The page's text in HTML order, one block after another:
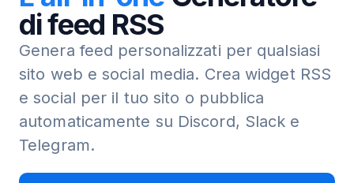
di feed RSS
Genera feed personalizzati per qualsiasi
sito web e social media. Crea widget RSS
e social per il tuo sito o pubblica
automaticamente su Discord, Slack e
Telegram.